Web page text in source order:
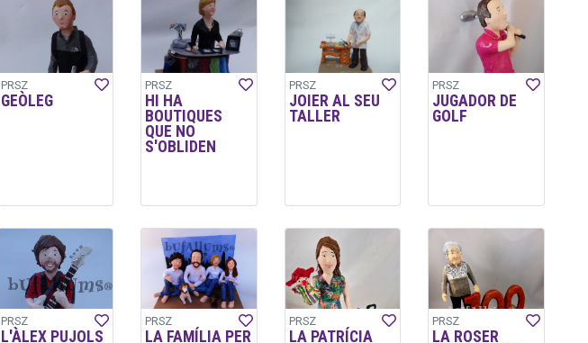
PRSZ
GEÒLEG
PRSZ
HI HA
BOUTIQUES
QUE NO
S'OBLIDEN
PRSZ
JOIER AL SEU
TALLER
PRSZ
JUGADOR DE
GOLF
PRSZ
L'ÀLEX PUJOLS
PRSZ
LA FAMÍLIA PER
PRSZ
LA PATRÍCIA
PRSZ
LA ROSER